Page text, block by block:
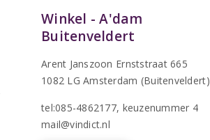
Winkel - A'dam
Buitenveldert
Arent Janszoon Ernststraat 665
1082 LG Amsterdam (Buitenveldert)
tel:085-4862177, keuzenummer 4
mail@vindict.nl